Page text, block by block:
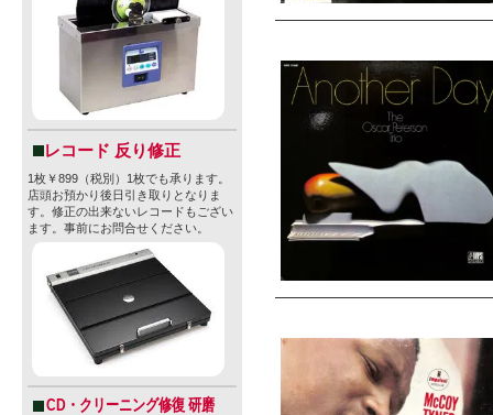
レコード 反り修正
1枚￥899（税別）1枚でも承ります。
店頭お預かり後日引き取りとなりま
す。修正の出来ないレコードもござい
ます。事前にお問合せください。
CD・クリーニング修復 研磨